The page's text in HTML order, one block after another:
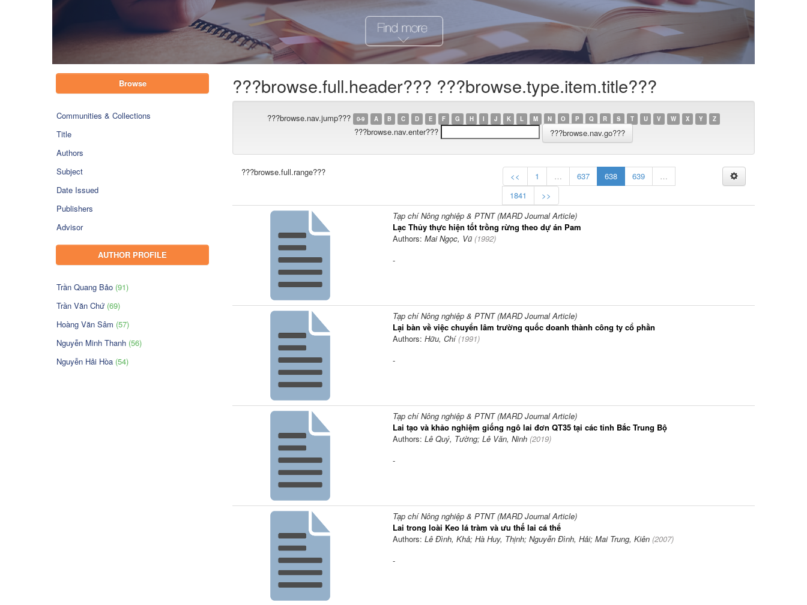
Browse
Communities & Collections
Title
Authors
Subject
Date Issued
Publishers
Advisor
AUTHOR PROFILE
Trần Quang Bảo (91)
Trần Văn Chứ (69)
Hoàng Văn Sâm (57)
Nguyễn Minh Thanh (56)
Nguyễn Hải Hòa (54)
???browse.full.header??? ???browse.type.item.title???
???browse.nav.jump??? 0-9 A B C D E F G H I J K L M N O P Q R S T U V W X Y Z
???browse.nav.enter???
???browse.full.range??? << 1 … 637 638 639
…
1841
>>
Tạp chí Nông nghiệp & PTNT (MARD Journal Article)
Lạc Thủy thực hiện tốt trồng rừng theo dự án Pam
Authors: Mai Ngọc, Vũ(1992)
-
Tạp chí Nông nghiệp & PTNT (MARD Journal Article)
Lại bàn về việc chuyển lâm trường quốc doanh thành công ty cổ phần
Authors: Hữu, Chí(1991)
-
Tạp chí Nông nghiệp & PTNT (MARD Journal Article)
Lai tạo và khảo nghiệm giống ngô lai đơn QT35 tại các tỉnh Bắc Trung Bộ
Authors: Lê Quý, Tường; Lê Văn, Ninh(2019)
-
Tạp chí Nông nghiệp & PTNT (MARD Journal Article)
Lai trong loài Keo lá tràm và ưu thế lai cá thể
Authors: Lê Đình, Khả; Hà Huy, Thịnh; Nguyễn Đình, Hải; Mai Trung, Kiên(2007)
-